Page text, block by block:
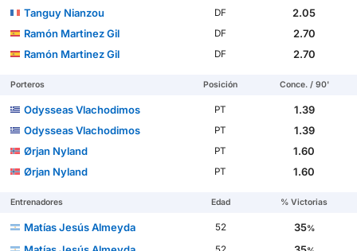
Tanguy Nianzou
DF
2.05
Ramón Martinez Gil
DF
2.70
Ramón Martinez Gil
DF 2.70
Porteros Posición Conce. / 90'
Odysseas Vlachodimos PT
1.39
Odysseas Vlachodimos
PT
1.39
Ørjan Nyland
PT
1.60
Ørjan Nyland
PT 1.60
Entrenadores Edad % Victorias
Matías Jesús Almeyda 52 35%